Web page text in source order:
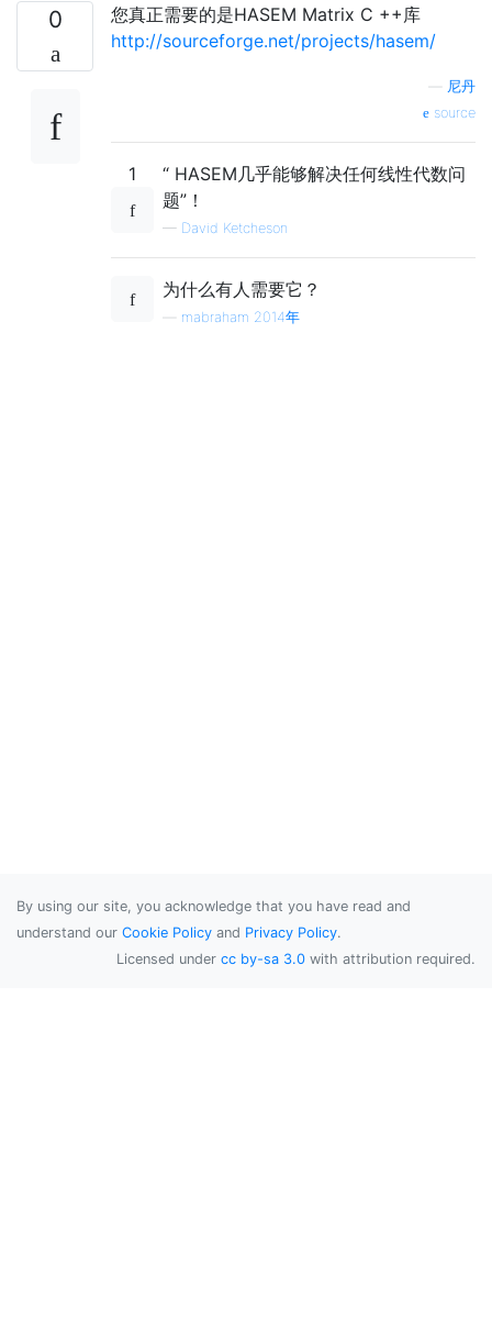
0
您真正需要的是HASEM Matrix C ++库
http://sourceforge.net/projects/hasem/
尼丹
source
1
“ HASEM几乎能够解决任何线性代数问
题”！
— David Ketcheson
为什么有人需要它？
mabraham 2014年
By using our site, you acknowledge that you have read and
understand our Cookie Policy and Privacy Policy.
Licensed under cc by-sa 3.0 with attribution required.